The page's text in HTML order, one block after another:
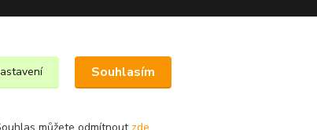
Souhlasím